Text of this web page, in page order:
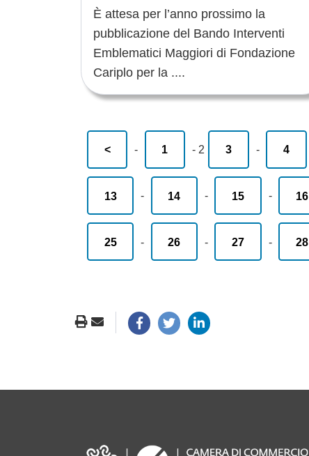
È attesa per l’anno prossimo la
pubblicazione del Bando Interventi
Emblematici Maggiori di Fondazione
Cariplo per la ....
< - 1 - 2 3 - 4
13 - 14 - 15 - 16
25 - 26 - 27 - 28